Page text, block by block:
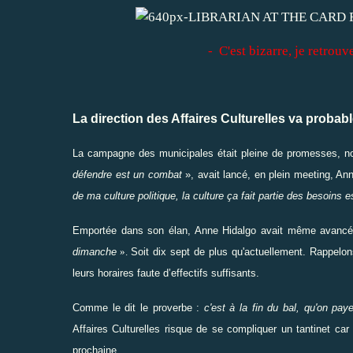
- C'est bizarre, je
La direction des Affaires Culturelles va
La campagne des municipales était pleine de promesses,
défendre est un combat», avait lancé , en plein meeting,
de ma culture politique, la culture ça fait partie des besoins
Emportée dans son élan, Anne Hidalgo avait mêmeavancé
dimanche ». Soit dix sept de plus qu'actuellement.
leurs horaires faute d’effectifs suffisants.
Comme le dit le proverbe : c'est à la fin du bal, qu'on
Affaires Culturelles risque de se compliquer un tantinet
prochaine.